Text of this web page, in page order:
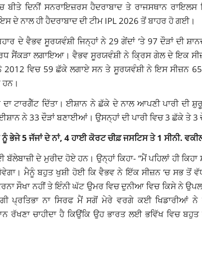
ਬੀਤੇ ਦਿਨੀਂ ਸਨਰਾਇਜ਼ਰਸ ਹੈਦਰਾਬਾਦ ਤੇ ਰਾਜਸਥਾਨ
ਦੇ ਨਾਲ ਹੀ ਹੈਦਰਾਬਾਦ ਦੀ ਟੀਮ IPL 2026 ਤੋਂ ਬਾਹਰ ਹੋ ਗਈ।
ਦੇ ਵੈਭਵ ਸੂਰਯਵੰਸ਼ੀ ਜਿਨ੍ਹਾਂ ਨੇ 29 ਗੇਂਦਾਂ ‘ਤੇ 97 ਦੌੜਾਂ ਦੀ
ਸੈਂਕੜਾ ਲਗਾਇਆ। ਵੈਭਵ ਸੂਰਯਵੰਸ਼ੀ ਨੇ ਕ੍ਰਿਸ ਗੇਲ ਦੇ ਇਕ
2012 ਵਿਚ 59 ਛੱਕੇ ਲਗਾਏ ਸਨ ਤੇ ਸੂਰਯਵੰਸ਼ੀ ਨੇ ਇਸ ਸੀਜ਼ਨ
ਦਾ ਟਾਰਗੈੱਟ ਦਿੱਤਾ। ਈਸ਼ਾਨ ਨੇ ਛੱਕੇ ਦੇ ਨਾਲ ਆਪਣੀ ਪਾਰੀ ਦੀ
ਨੇ 33 ਦੌੜਾਂ ਬਣਾਈਆਂ। ਉਸਨ੍ਹਾਂ ਦੀ ਪਾਰੀ ਵਿਚ 3 ਛੱਕੇ ਤੇ 3
ਭੇਜੇ 5 ਜੱਜਾਂ ਦੇ ਨਾਂ, 4 ਹਾਈ ਕੋਰਟ ਚੀਫ਼ ਜਸਟਿਸ ਤੇ 1 ਸੀਨੀ.
ਦੇ ਮੁਰੀਦ ਹੋਏ ਹਨ। ਉਨ੍ਹਾਂ ਕਿਹਾ- “ਮੈਂ ਪਹਿਲਾਂ ਹੀ
ਮੈਨੂੰ ਬਹੁਤ ਖੁਸ਼ੀ ਹੋਈ ਕਿ ਵੈਭਵ ਨੇ ਇੱਕ ਸੀਜ਼ਨ ‘ਚ ਸਭ ਤੋਂ
ਸੌਖਾ ਨਹੀਂ ਤੇ ਇੰਨੀ ਘੱਟ ਉਮਰ ਵਿਚ ਦੁਨੀਆ ਵਿਚ ਕਿਸੇ ਨੇ
ਪ੍ਰਤਿਭਾ ਨਾ ਸਿਰਫ ਮੈਂ ਸਗੋਂ ਮੇਰੇ ਵਰਗੇ ਕਈ ਖਿਡਾਰੀਆਂ
ਰੱਖਣਾ ਚਾਹੀਦਾ ਹੈ ਕਿਉਂਕਿ ਉਹ ਭਾਰਤ ਲਈ ਭਵਿੱਖ ਵਿਚ